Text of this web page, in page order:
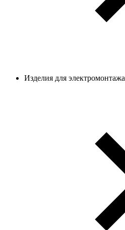
Изделия для электромонтажа